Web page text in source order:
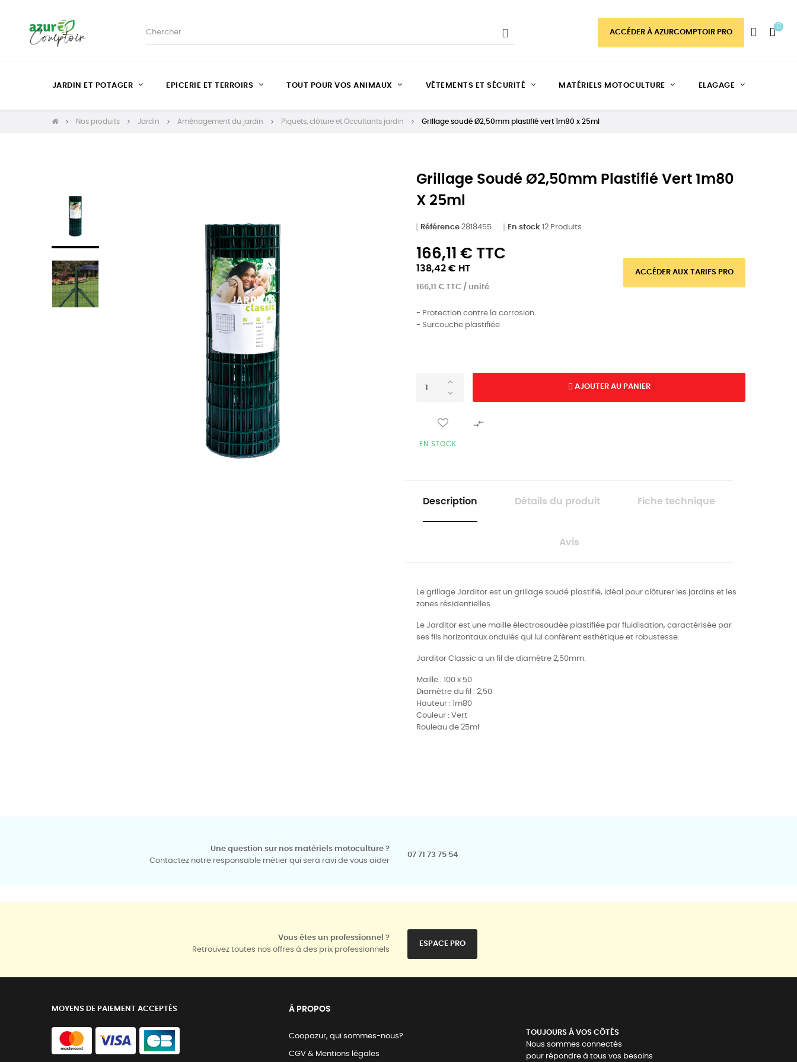
ACCÉDER À AZURCOMPTOIR PRO
0
JARDIN ET POTAGER EPICERIE ET TERROIRS TOUT POUR VOS ANIMAUX VÊTEMENTS ET SÉCURITÉ MATÉRIELS MOTOCULTURE ELAGAGE
Nos produits Jardin Aménagement du jardin Piquets, clôture et Occultants jardin Grillage soudé Ø2,50mm plastifié vert 1m80 x 25ml
Grillage Soudé Ø2,50mm Plastifié Vert 1m80
X 25ml
Référence 2818455 En stock 12 Produits
166,11 € TTC
138,42 € HT
166,11 € TTC / unité
ACCÉDER AUX TARIFS PRO
- Protection contre la corrosion
- Surcouche plastifiée
AJOUTER AU PANIER

EN STOCK
Description Détails du produit Fiche technique
Avis
Le grillage Jarditor est un grillage soudé plastifié, idéal pour clôturer les jardins et les
zones résidentielles.
Le Jarditor est une maille électrosoudée plastifiée par fluidisation, caractérisée par
ses fils horizontaux ondulés qui lui confèrent esthétique et robustesse.
Jarditor Classic a un fil de diamètre 2,50mm.
Maille : 100 x 50
Diamètre du fil : 2,50
Hauteur : 1m80
Couleur : Vert
Rouleau de 25ml
Une question sur nos matériels motoculture ?
Contactez notre responsable métier qui sera ravi de vous aider
07 71 73 75 54
Vous êtes un professionnel ?
Retrouvez toutes nos offres à des prix professionnels
ESPACE PRO
MOYENS DE PAIEMENT ACCEPTÉS Á PROPOS
Coopazur, qui sommes-nous?
CGV & Mentions légales
TOUJOURS Á VOS CÔTÉS
Nous sommes connectés
pour répondre à tous vos besoins